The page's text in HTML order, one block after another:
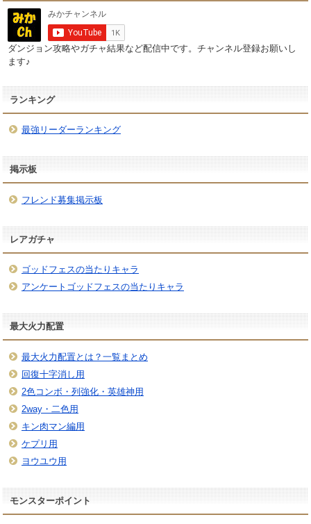
ダンジョン攻略やガチャ結果など配信中です。チャンネル登録お願いし
ます♪
ランキング
最強リーダーランキング
掲示板
フレンド募集掲示板
レアガチャ
ゴッドフェスの当たりキャラ
アンケートゴッドフェスの当たりキャラ
最大火力配置
最大火力配置とは？一覧まとめ
回復十字消し用
2色コンボ・列強化・英雄神用
2way・二色用
キン肉マン編用
ケプリ用
ヨウユウ用
モンスターポイント